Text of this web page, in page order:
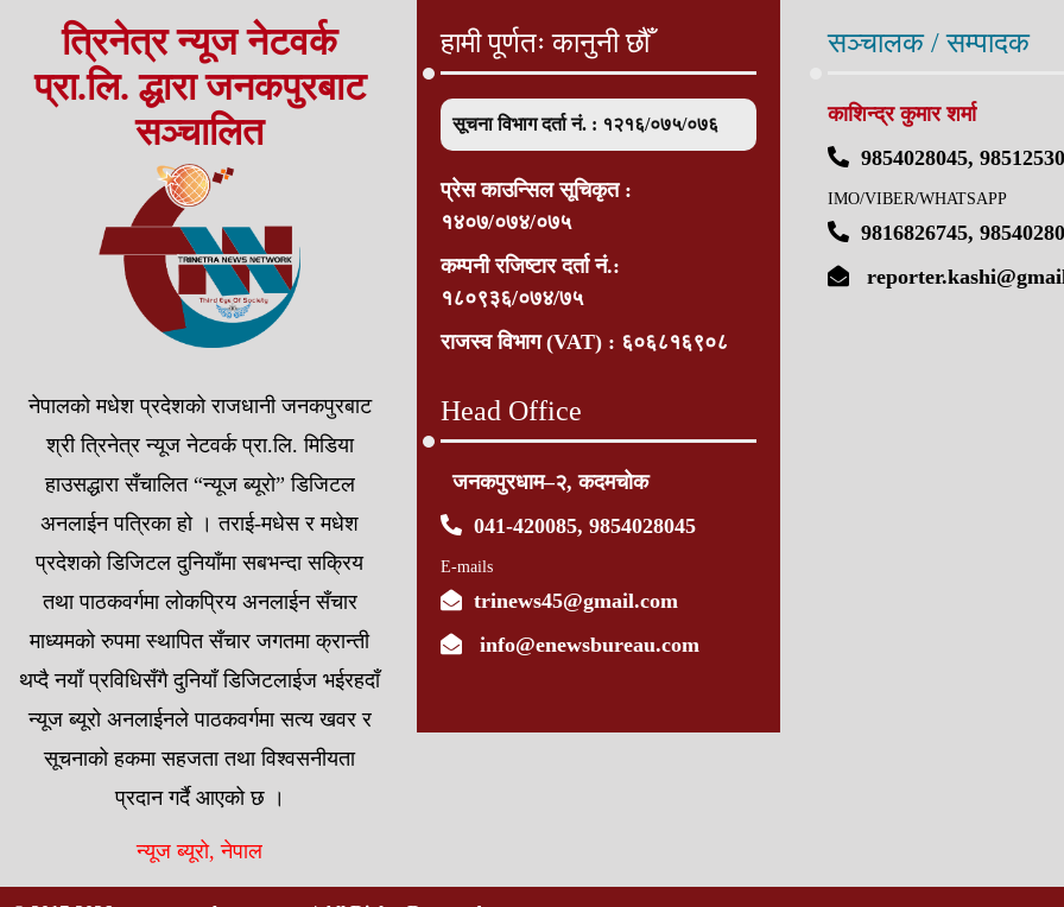
त्रिनेत्र न्यूज नेटवर्क
प्रा.लि. द्धारा जनकपुरबाट
सञ्चालित
नेपालको मधेश प्रदेशको राजधानी जनकपुरबाट
श्री त्रिनेत्र न्यूज नेटवर्क प्रा.लि. मिडिया
हाउसद्धारा सँचालित “न्यूज ब्यूरो” डिजिटल
अनलाईन पत्रिका हो । तराई-मधेस र मधेश
प्रदेशको डिजिटल दुनियाँमा सबभन्दा सक्रिय
तथा पाठकवर्गमा लोकप्रिय अनलाईन सँचार
माध्यमको रुपमा स्थापित सँचार जगतमा क्रान्ती
थप्दै नयाँ प्रविधिसँगै दुनियाँ डिजिटलाईज भईरहदाँ
न्यूज ब्यूरो अनलाईनले पाठकवर्गमा सत्य खवर र
सूचनाको हकमा सहजता तथा विश्वसनीयता
प्रदान गर्दै आएको छ ।
न्यूज ब्यूरो, नेपाल
हामी पूर्णतः कानुनी छौँ
सूचना विभाग दर्ता नं. : १२१६/०७५/०७६
प्रेस काउन्सिल सूचिकृत :
१४०७/०७४/०७५
कम्पनी रजिष्टार दर्ता नं.:
१८०९३६/०७४/७५
राजस्व विभाग (VAT) : ६०६८१६९०८
Head Office
जनकपुरधाम–२, कदमचोक
041-420085, 9854028045
E-mails
trinews45@gmail.com
info@enewsbureau.com
सञ्चालक / सम्पादक
काशिन्द्र कुमार शर्मा
9854028045,
IMO/VIBER/WHATSAPP
9816826745,